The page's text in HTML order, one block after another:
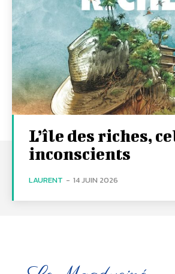
L’île des riches,
inconscients
LAURENT - 14 JUIN 2026